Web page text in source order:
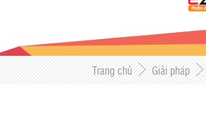
Trang chủ Giải pháp